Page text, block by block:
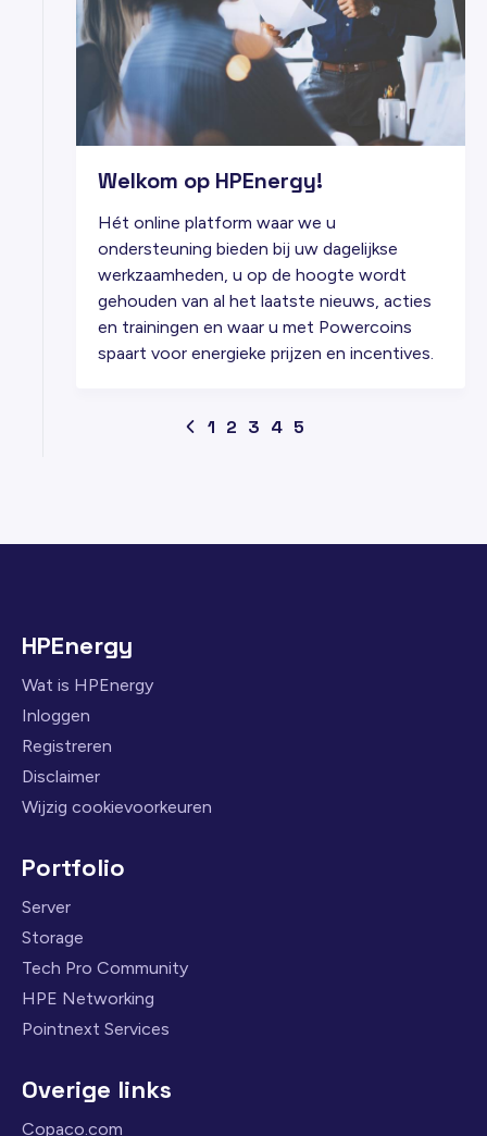
Welkom op HPEnergy!
Hét online platform waar we u
ondersteuning bieden bij uw dagelijkse
werkzaamheden, u op de hoogte wordt
gehouden van al het laatste nieuws, acties
en trainingen en waar u met Powercoins
spaart voor energieke prijzen en incentives.
1 2 3 4 5
HPEnergy
Wat is HPEnergy
Inloggen
Registreren
Disclaimer
Wijzig cookievoorkeuren
Portfolio
Server
Storage
Tech Pro Community
HPE Networking
Pointnext Services
Overige links
Copaco.com